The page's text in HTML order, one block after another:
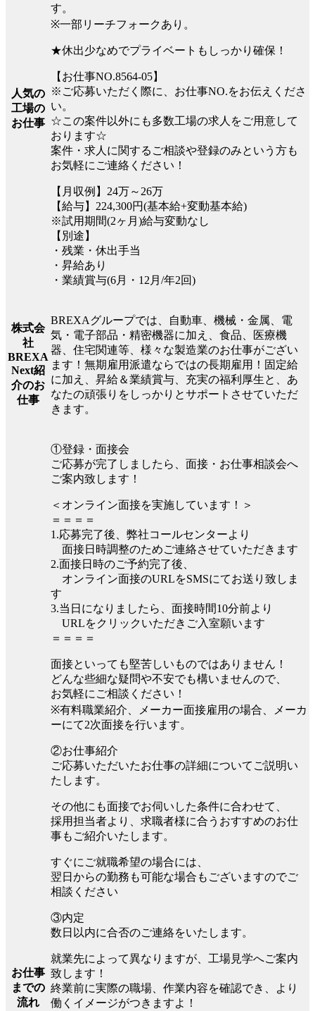
人気の
工場の
お仕事
す。
※一部リーチフォークあり。
★休出少なめでプライベートもしっかり確保！
【お仕事NO.8564-05】
※ご応募いただく際に、お仕事NO.をお伝えくださ
い。
☆この案件以外にも多数工場の求人をご用意して
おります☆
案件・求人に関するご相談や登録のみという方も
お気軽にご連絡ください！
【月収例】24万～26万
【給与】224,300円(基本給+変動基本給)
※試用期間(2ヶ月)給与変動なし
【別途】
・残業・休出手当
・昇給あり
・業績賞与(6月・12月/年2回)
株式会
社
BREXA
Next紹
介のお
仕事
BREXAグループでは、自動車、機械・金属、電
気・電子部品・精密機器に加え、食品、医療機
器、住宅関連等、様々な製造業のお仕事がござい
ます！無期雇用派遣ならではの長期雇用！固定給
に加え、昇給＆業績賞与、充実の福利厚生と、あ
なたの頑張りをしっかりとサポートさせていただ
きます。
お仕事
までの
流れ
①登録・面接会
ご応募が完了しましたら、面接・お仕事相談会へ
ご案内致します！
＜オンライン面接を実施しています！＞
＝＝＝＝
1.応募完了後、弊社コールセンターより
面接日時調整のためご連絡させていただきます
2.面接日時のご予約完了後、
オンライン面接のURLをSMSにてお送り致しま
す
3.当日になりましたら、面接時間10分前より
URLをクリックいただきご入室願います
＝＝＝＝
面接といっても堅苦しいものではありません！
どんな些細な疑問や不安でも構いませんので、
お気軽にご相談ください！
※有料職業紹介、メーカー面接雇用の場合、メーカ
ーにて2次面接を行います。
②お仕事紹介
ご応募いただいたお仕事の詳細についてご説明い
たします。
その他にも面接でお伺いした条件に合わせて、
採用担当者より、求職者様に合うおすすめのお仕
事もご紹介いたします。
すぐにご就職希望の場合には、
翌日からの勤務も可能な場合もございますのでご
相談ください
③内定
数日以内に合否のご連絡をいたします。
就業先によって異なりますが、工場見学へご案内
致します！
終業前に実際の職場、作業内容を確認でき、より
働くイメージがつきますよ！